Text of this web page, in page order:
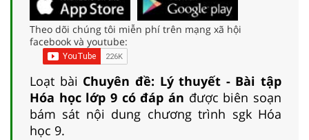
Theo dõi chúng tôi miễn phí trên mạng xã hội
facebook và youtube:
Loạt bài Chuyên đề: Lý thuyết - Bài tập
Hóa học lớp 9 có đáp án được biên soạn
bám sát nội dung chương trình sgk Hóa
học 9.